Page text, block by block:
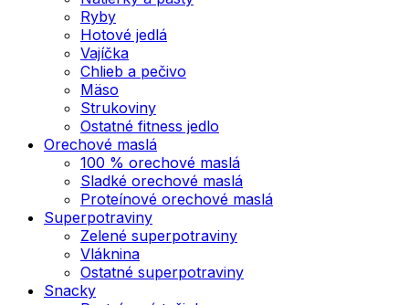
Ryby
Hotové jedlá
Vajíčka
Chlieb a pečivo
Mäso
Strukoviny
Ostatné fitness jedlo
Orechové maslá
100 % orechové maslá
Sladké orechové maslá
Proteínové orechové maslá
Superpotraviny
Zelené superpotraviny
Vláknina
Ostatné superpotraviny
Snacky